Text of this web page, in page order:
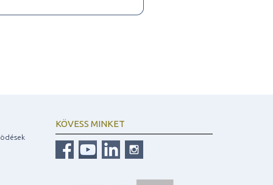
KÖVESS MINKET